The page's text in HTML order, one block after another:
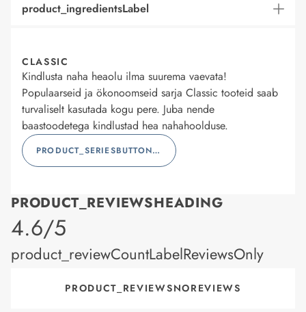
product_ingredientsLabel
CLASSIC
Kindlusta naha heaolu ilma suurema vaevata!
Populaarseid ja ökonoomseid sarja Classic tooteid saab
turvaliselt kasutada kogu pere. Juba nende
baastoodetega kindlustad hea nahahoolduse.
PRODUCT_SERIESBUTTONLABEL
PRODUCT_REVIEWSHEADING
product_rating
4.6/5
product_reviewCountLabelReviewsOnly
PRODUCT_REVIEWSNOREVIEWS